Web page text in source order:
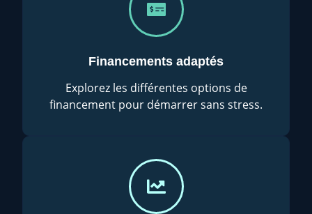
Financements adaptés
Explorez les différentes options de
financement pour démarrer sans stress.